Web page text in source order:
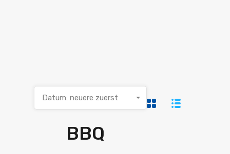
BBQ
Datum: neuere zuerst